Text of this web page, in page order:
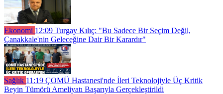
Ekonomi 12:09 Turgay Kılıç: "Bu Sadece Bir Seçim Değil,
Çanakkale'nin Geleceğine Dair Bir Karardır"
Sağlık 11:19 ÇOMÜ Hastanesi'nde İleri Teknolojiyle Üç Kritik
Beyin Tümörü Ameliyatı Başarıyla Gerçekleştirildi